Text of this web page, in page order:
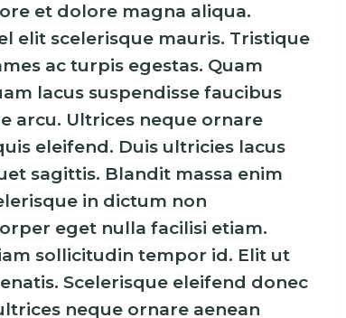
et dolore magna aliqua.
elit scelerisque mauris. Tristique
ac turpis egestas. Quam
lacus suspendisse faucibus
arcu. Ultrices neque ornare
eleifend. Duis ultricies lacus
sagittis. Blandit massa enim
in dictum non
eget nulla facilisi etiam.
sollicitudin tempor id. Elit ut
Scelerisque eleifend donec
neque ornare aenean